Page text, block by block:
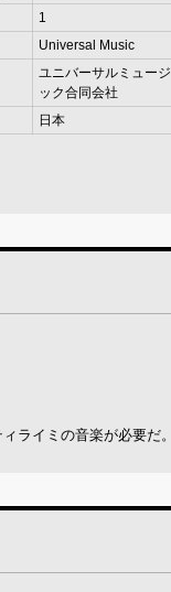
1
Universal Music
ユニバーサルミュージ
ック合同会社
日本
ライミの音楽が必要だ。